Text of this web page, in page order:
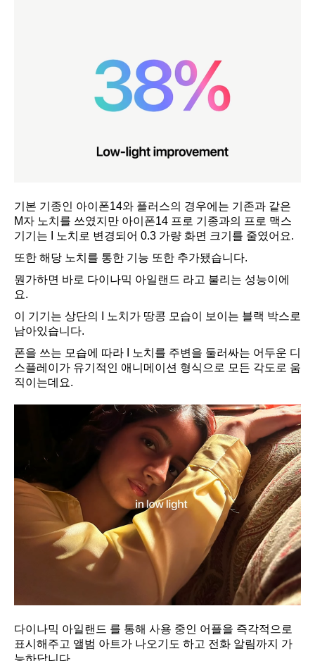
기본 기종인 아이폰14와 플러스의 경우에는 기존과 같은
M자 노치를 쓰였지만 아이폰14 프로 기종과의 프로 맥스
기기는 I 노치로 변경되어 0.3 가량 화면 크기를 줄였어요.
또한 해당 노치를 통한 기능 또한 추가됐습니다.
뭔가하면 바로 다이나믹 아일랜드 라고 불리는 성능이에
요.
이 기기는 상단의 I 노치가 땅콩 모습이 보이는 블랙 박스로
남아있습니다.
폰을 쓰는 모습에 따라 I 노치를 주변을 둘러싸는 어두운 디
스플레이가 유기적인 애니메이션 형식으로 모든 각도로 움
직이는데요.
다이나믹 아일랜드 를 통해 사용 중인 어플을 즉각적으로
표시해주고 앨범 아트가 나오기도 하고 전화 알림까지 가